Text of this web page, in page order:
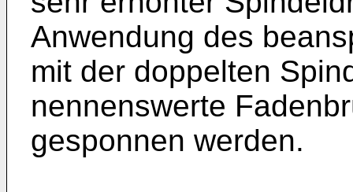
Anwendung des
mit der doppelten
nennenswerte
gesponnen werden.